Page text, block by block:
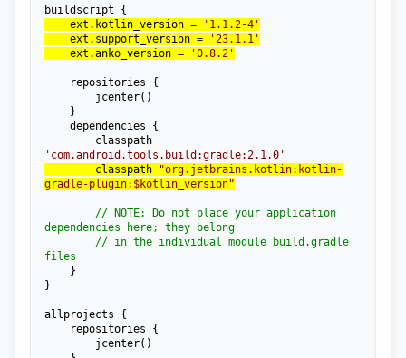
    ext.kotlin_version
= ' 1.1.2-4 '
    ext.support_version
= ' 23.1.1 '
    ext.anko_version
= '0.8.2 '
' com.android.tools.build:gradle:2.1.0 '
        classpath
"org.jetbrains.kotlin:kotlin-
gradle-plugin:$kotlin_version"
// NOTE: Do not place your application
dependencies here; they belong
// in the individual module build.gradle
files
}
allprojects {